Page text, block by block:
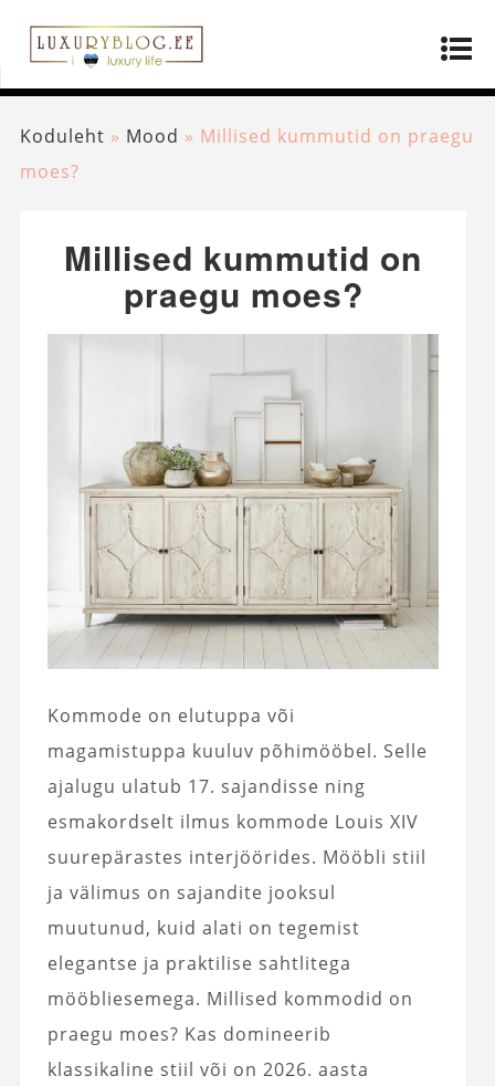
Koduleht » Mood » Millised kummutid on praegu
moes?
Millised kummutid on
praegu moes?
Kommode on elutuppa või
magamistuppa kuuluv põhimööbel. Selle
ajalugu ulatub 17. sajandisse ning
esmakordselt ilmus kommode Louis XIV
suurepärastes interjöörides. Mööbli stiil
ja välimus on sajandite jooksul
muutunud, kuid alati on tegemist
elegantse ja praktilise sahtlitega
mööbliesemega. Millised kommodid on
praegu moes? Kas domineerib
klassikaline stiil või on 2026. aasta